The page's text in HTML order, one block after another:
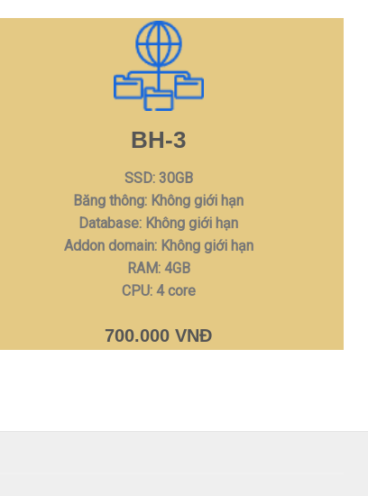
BH-3
SSD: 30GB
Băng thông: Không giới hạn
Database: Không giới hạn
Addon domain: Không giới hạn
RAM: 4GB
CPU: 4 core
700.000 VNĐ